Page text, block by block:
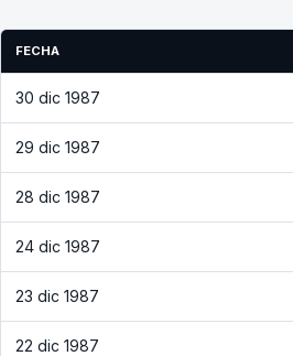
FECHA
30 dic 1987
29 dic 1987
28 dic 1987
24 dic 1987
23 dic 1987
22 dic 1987